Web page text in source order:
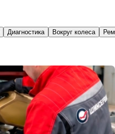
Диагностика Вокруг колеса